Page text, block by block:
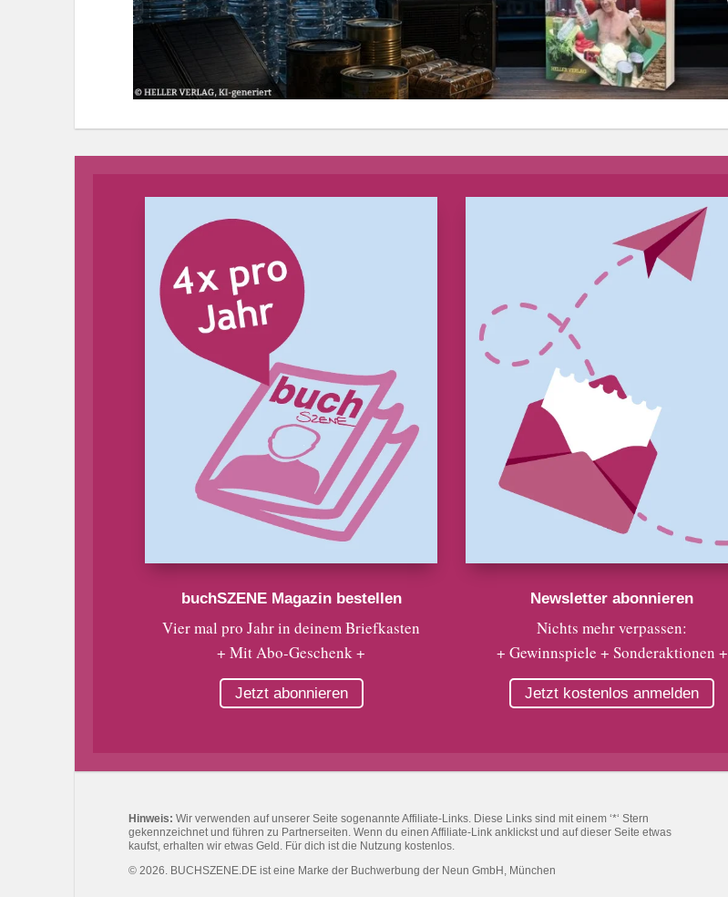
buchSZENE Magazin bestellen
Vier mal pro Jahr in deinem Briefkasten
+ Mit Abo-Geschenk +
Jetzt abonnieren
Newsletter abonnieren
Nichts mehr verpassen:
+ Gewinnspiele + Sonderaktionen +
Jetzt kostenlos anmelden
Hinweis: Wir verwenden auf unserer Seite sogenannte Affiliate-Links. Diese Links sind mit einem ‘*‘ Stern
gekennzeichnet und führen zu Partnerseiten. Wenn du einen Affiliate-Link anklickst und auf dieser Seite etwas
kaufst, erhalten wir etwas Geld. Für dich ist die Nutzung kostenlos.
© 2026. BUCHSZENE.DE ist eine Marke der Buchwerbung der Neun GmbH, München